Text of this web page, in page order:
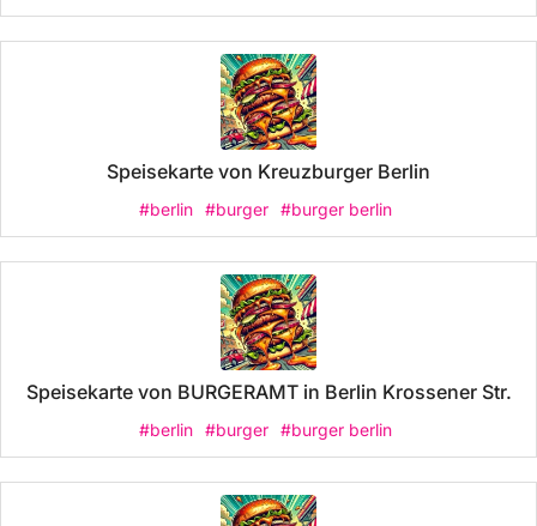
Speisekarte von Kreuzburger Berlin
#berlin #burger #burger berlin
Speisekarte von BURGERAMT in Berlin Krossener Str.
#berlin #burger #burger berlin